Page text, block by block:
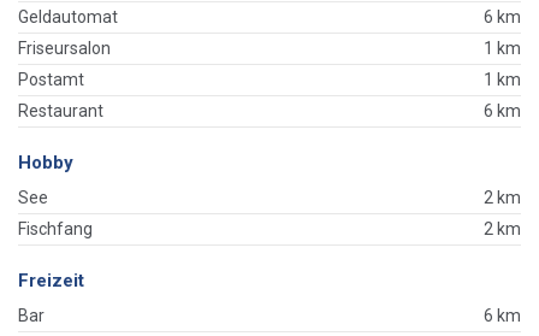
Geldautomat
6 km
Friseursalon
1 km
Postamt
1 km
Restaurant
6 km
Hobby
See
2 km
Fischfang
2 km
Freizeit
Bar
6 km